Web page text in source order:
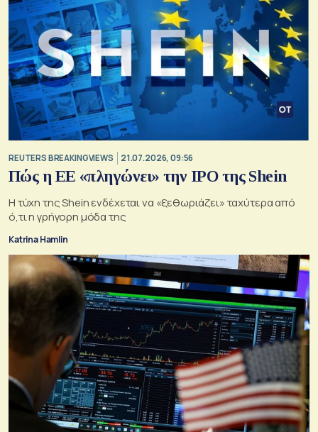
REUTERS BREAKINGVIEWS 21.07.2026, 09:56
Πώς η ΕΕ «πληγώνει» την IPO της Shein
Η τύχη της Shein ενδέχεται να «ξεθωριάζει» ταχύτερα από
ό,τι η γρήγορη μόδα της
Katrina Hamlin